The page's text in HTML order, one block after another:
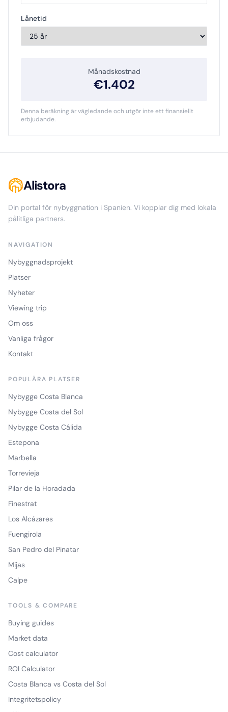
Lånetid
Månadskostnad
€1.402
Denna beräkning är vägledande och utgör inte ett finansiellt
erbjudande.
Alistora
Din portal för nybyggnation i Spanien. Vi kopplar dig med lokala
pålitliga partners.
NAVIGATION
Nybyggnadsprojekt
Platser
Nyheter
Viewing trip
Om oss
Vanliga frågor
Kontakt
POPULÄRA PLATSER
Nybygge Costa Blanca
Nybygge Costa del Sol
Nybygge Costa Cálida
Estepona
Marbella
Torrevieja
Pilar de la Horadada
Finestrat
Los Alcázares
Fuengirola
San Pedro del Pinatar
Mijas
Calpe
TOOLS & COMPARE
Buying guides
Market data
Cost calculator
ROI Calculator
Costa Blanca vs Costa del Sol
Integritetspolicy